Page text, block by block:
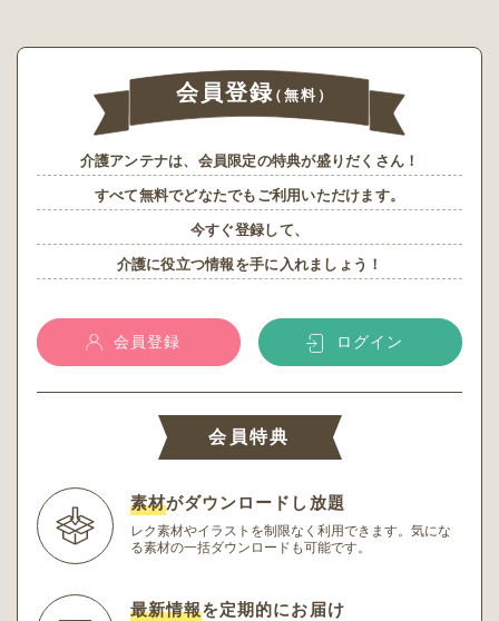
会員登録（無料）
介護アンテナは、会員限定の特典が盛りだくさん！
すべて無料でどなたでもご利用いただけます。
今すぐ登録して、
介護に役立つ情報を手に入れましょう！
会員登録 ログイン
会員特典
素材がダウンロードし放題
レク素材やイラストを制限なく利用できます。 気にな
る素材の一括ダウンロードも可能です。
最新情報を定期的にお届け